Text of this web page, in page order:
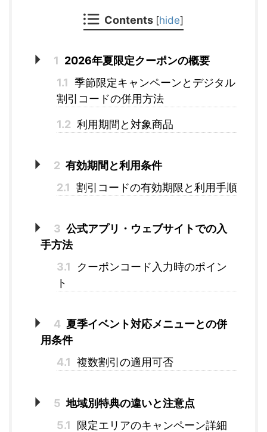
Contents [hide]
1 2026年夏限定クーポンの概要
1.1 季節限定キャンペーンとデジタル
割引コードの併用方法
1.2 利用期間と対象商品
2 有効期間と利用条件
2.1 割引コードの有効期限と利用手順
3 公式アプリ・ウェブサイトでの入
手方法
3.1
クーポンコード入力時のポイン
ト
4 夏季イベント対応メニューとの併
用条件
4.1 複数割引の適用可否
5 地域別特典の違いと注意点
5.1
限定エリアのキャンペーン詳細